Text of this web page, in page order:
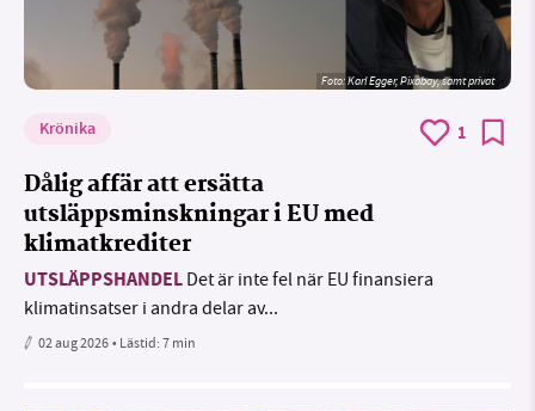
Foto:Karl Egger, Pixabay, samt privat
Krönika 1
Dålig affär att ersätta
utsläppsminskningar i EU med
klimatkrediter
UTSLÄPPSHANDEL Det är inte fel när EU finansiera
klimatinsatser i andra delar av...
02 aug 2026• Lästid:7 min